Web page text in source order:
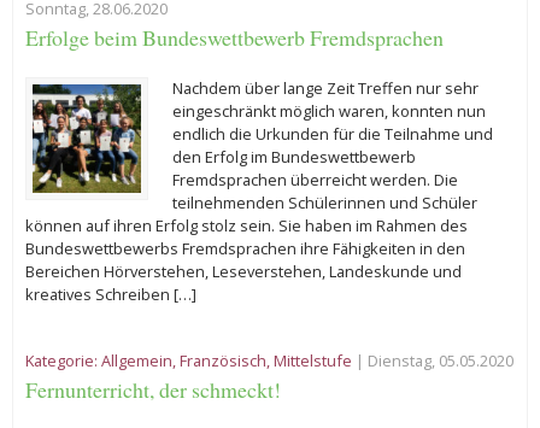
Sonntag, 28.06.2020
Erfolge beim Bundeswettbewerb Fremdsprachen
Nachdem über lange Zeit Treffen nur sehr
eingeschränkt möglich waren, konnten nun
endlich die Urkunden für die Teilnahme und
den Erfolg im Bundeswettbewerb
Fremdsprachen überreicht werden. Die
teilnehmenden Schülerinnen und Schüler
können auf ihren Erfolg stolz sein. Sie haben im Rahmen des
Bundeswettbewerbs Fremdsprachen ihre Fähigkeiten in den
Bereichen Hörverstehen, Leseverstehen, Landeskunde und
kreatives Schreiben […]
Kategorie: Allgemein,Französisch,Mittelstufe | Dienstag, 05.05.2020
Fernunterricht, der schmeckt!